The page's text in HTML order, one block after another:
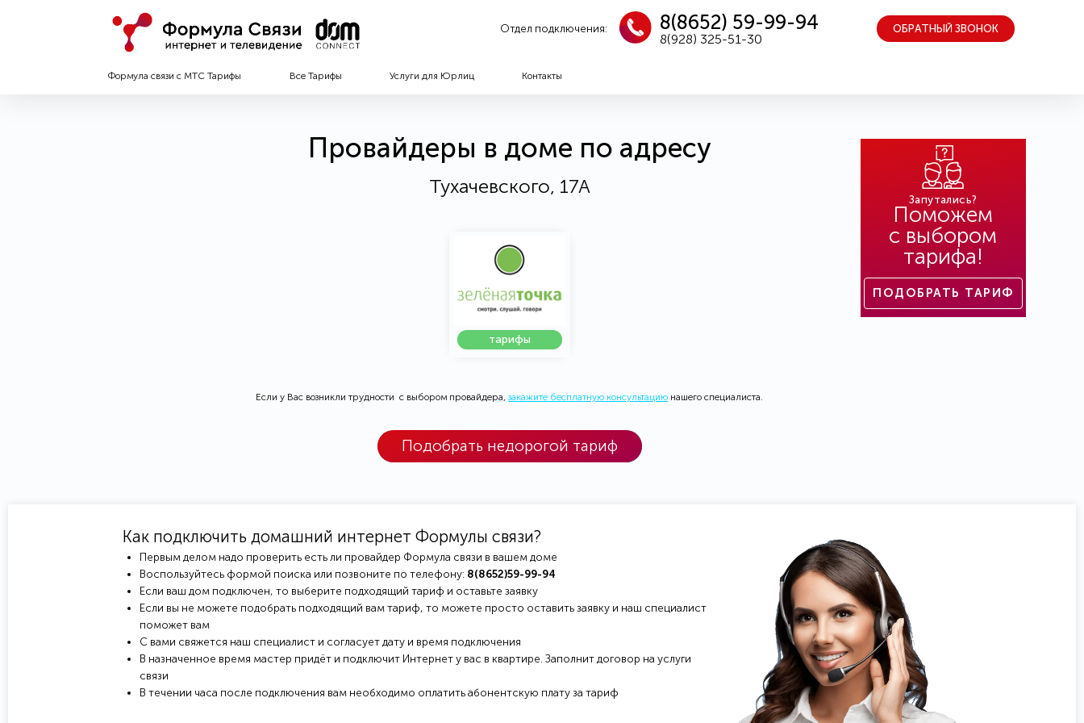
Отдел подключения: 8(8652) 59-99-94
8(928) 325-51-30
ОБРАТНЫЙ ЗВОНОК
Формула связи с МТС Тарифы Все Тарифы Услуги для Юрлиц Контакты
Провайдеры в доме по адресу
Тухачевского, 17А
тарифы
Если у Вас возникли трудности с выбором провайдера,закажите бесплатную консультацию нашего специалиста.
Подобрать недорогой тариф
Запутались?
Поможем
с выбором
тарифа!
ПОДОБРАТЬ ТАРИФ
Как подключить домашний интернет Формулы связи?
Первым делом надо проверить есть ли провайдер Формула связи в вашем доме
Воспользуйтесь формой поиска или позвоните по телефону: 8(8652)59-99-94
Если ваш дом подключен, то выберите подходящий тариф и оставьте заявку
Если вы не можете подобрать подходящий вам тариф, то можете просто оставить заявку и наш специалист
поможет вам
С вами свяжется наш специалист и согласует дату и время подключения
В назначенное время мастер придёт и подключит Интернет у вас в квартире. Заполнит договор на услуги
связи
В течении часа после подключения вам необходимо оплатить абонентскую плату за тариф